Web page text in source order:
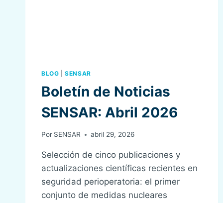
BLOG |SENSAR
Boletín de Noticias
SENSAR: Abril 2026
Por SENSAR abril 29, 2026
Selección de cinco publicaciones y
actualizaciones científicas recientes en
seguridad perioperatoria: el primer
conjunto de medidas nucleares